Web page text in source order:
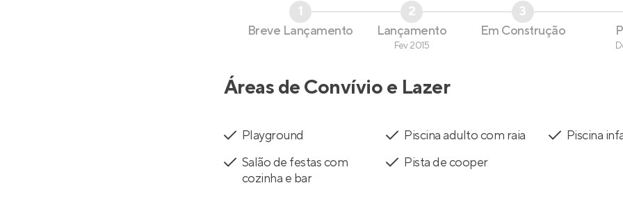
1
Breve Lançamento
2
Lançamento
Fev 2015
3
Em Construção
Áreas de Convívio e Lazer
Playground Piscina adulto com raia
Piscina
Salão de festas com
cozinha e bar
Pista de cooper